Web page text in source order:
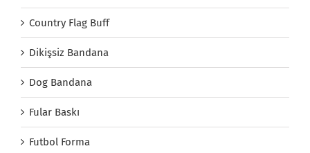
Country Flag Buff
Dikişsiz Bandana
Dog Bandana
Fular Baskı
Futbol Forma